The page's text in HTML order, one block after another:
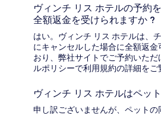
ヴィンチ リス ホテルの予約
全額返金を受けられますか ?
はい。ヴィンチ リス ホテルは、
にキャンセルした場合に全額返
おり、弊社サイトでご予約いた
ルポリシーで利用規約の詳細をご
ヴィンチ リス ホテルはペッ
申し訳ございませんが、ペットの